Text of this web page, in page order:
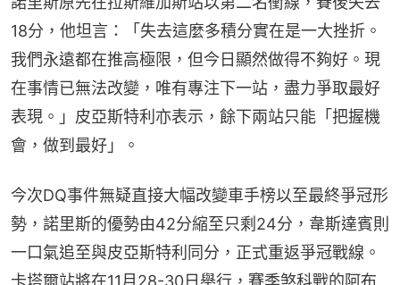
18分，他坦言：「失去這麼多積分實在是一大挫折。
我們永遠都在推高極限，但今日顯然做得不夠好。現
在事情已無法改變，唯有專注下一站，盡力爭取最好
表現。」皮亞斯特利亦表示，餘下兩站只能「把握機
會，做到最好」。
今次DQ事件無疑直接大幅改變車手榜以至最終爭冠形
勢，諾里斯的優勢由42分縮至只剩24分，韋斯達賓則
一口氣追至與皮亞斯特利同分，正式重返爭冠戰線。
卡塔爾站將在11月28-30日舉行，賽季煞科戰的阿布